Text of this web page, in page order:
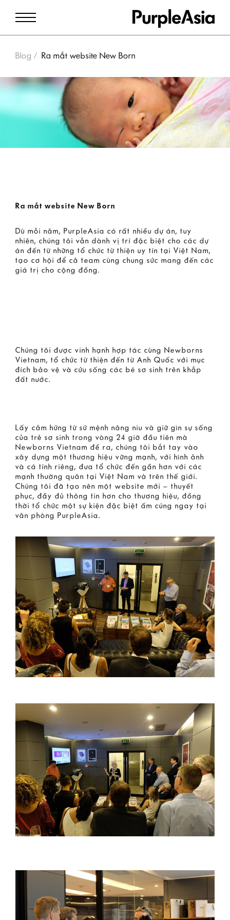
Blog Ra mắt website New Born
Ra mắt website New Born
Dù mỗi năm, PurpleAsia có rất nhiều dự án, tuy
nhiên, chúng tôi vẫn dành vị trí đặc biệt cho các dự
án đến từ những tổ chức từ thiện uy tín tại Việt Nam,
tạo cơ hội để cả team cùng chung sức mang đến các
giá trị cho cộng đồng.
Chúng tôi được vinh hạnh hợp tác cùng Newborns
Vietnam, tổ chức từ thiện đến từ Anh Quốc với mục
đích bảo vệ và cứu sống các bé sơ sinh trên khắp
đất nước.
Lấy cảm hứng từ sứ mệnh nâng niu và giữ gìn sự sống
của trẻ sơ sinh trong vòng 24 giờ đầu tiên mà
Newborns Vietnam đề ra, chúng tôi bắt tay vào
xây dựng một thương hiệu vững mạnh, với hình ảnh
và cá tính riêng, đưa tổ chức đến gần hơn với các
mạnh thường quân tại Việt Nam và trên thế giới.
Chúng tôi đã tạo nên một website mới – thuyết
phục, đầy đủ thông tin hơn cho thương hiệu, đồng
thời tổ chức một sự kiện đặc biệt ấm cúng ngay tại
văn phòng PurpleAsia.